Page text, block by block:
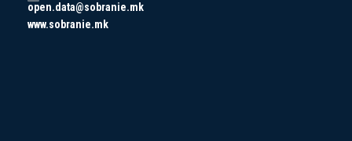
open.data@sobranie.mk
www.sobranie.mk